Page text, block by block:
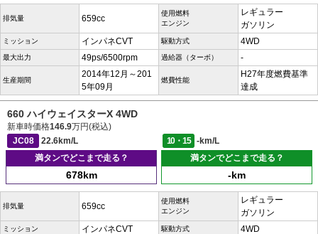
排気量 659cc
使用燃料
エンジン
レギュラー
ガソリン
ミッション インパネCVT 駆動方式 4WD
最大出力 49ps/6500rpm 過給器（ターボ） -
生産期間
2014年12月～201
5年09月
燃費性能
H27年度燃費基準
達成
660 ハイウェイスターX 4WD
新車時価格146.9万円(税込)
JC08
22.6km/L 10・15
-km/L
満タンでどこまで走る？
678km
満タンでどこまで走る？
-km
排気量 659cc
使用燃料
エンジン
レギュラー
ガソリン
ミッション インパネCVT 駆動方式 4WD